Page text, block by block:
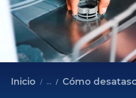
Inicio ... Cómo